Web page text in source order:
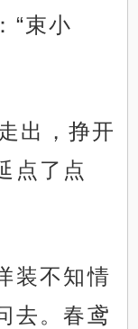
“束小
出，挣开
点了点
装不知情
去。春鸢